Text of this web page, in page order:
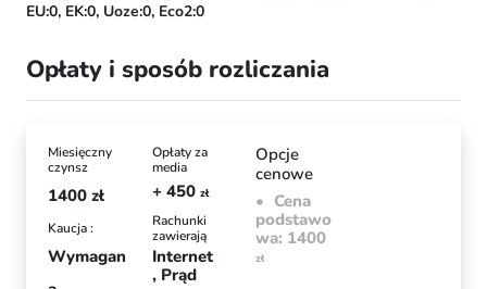
EU:0, EK:0, Uoze:0, Eco2:0
Opłaty i sposób rozliczania
Miesięczny
czynsz
1400 zł
Kaucja :
Wymagan
Opłaty za
media
+ 450 zł
Rachunki
zawierają
Internet
Prąd
Opcje
cenowe
Cena
podstawo
wa: 1400
zł